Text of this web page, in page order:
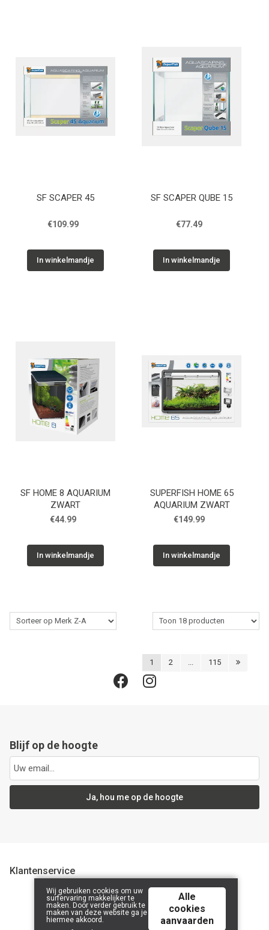
SF SCAPER 45
€109.99
In winkelmandje
SF SCAPER QUBE 15
€77.49
In winkelmandje
SF HOME 8 AQUARIUM
ZWART
€44.99
In winkelmandje
SUPERFISH HOME 65
AQUARIUM ZWART
€149.99
In winkelmandje
1 2 115
Blijf op de hoogte
Ja, hou me op de hoogte
Klantenservice
© 2026 CompanyName 2323232323 | Powered by
Wij gebruiken cookies om uw
surfervaring makkelijker te
maken. Door verder gebruik te
maken van deze website ga je
hiermee akkoord.
Alle
cookies
aanvaarden